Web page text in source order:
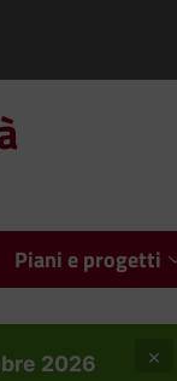
Piani e progetti
2026
×